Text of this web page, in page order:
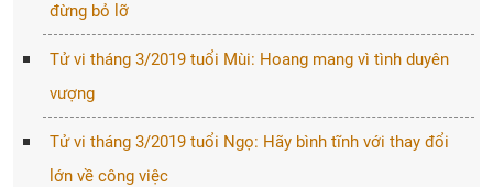
đừng bỏ lỡ
Tử vi tháng 3/2019 tuổi Mùi: Hoang mang vì tình duyên
vượng
Tử vi tháng 3/2019 tuổi Ngọ: Hãy bình tĩnh với thay đổi
lớn về công việc